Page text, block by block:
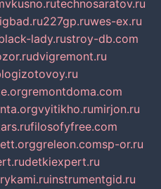
technosaratov.ru
227gp.ruwes-ex.ru
lady.rustroy-db.com
dvigremont.ru
remontdoma.com
vyitikho.rumirjon.ru
filosofyfree.com
greleon.comsp-or.ru
detkiexpert.ru
instrumentgid.ru